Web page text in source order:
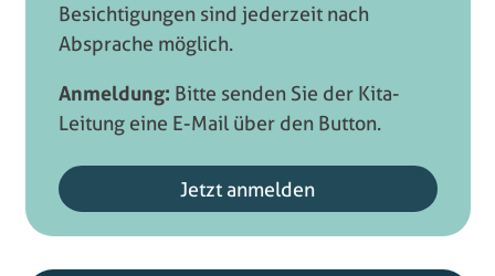
Besichtigungen sind jederzeit nach
Absprache möglich.
Anmeldung: Bitte senden Sie der Kita-
Leitung eine E-Mail über den Button.
Jetzt anmelden